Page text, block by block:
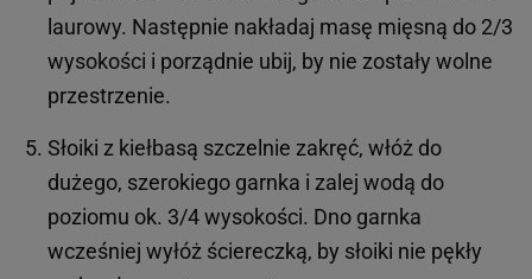
laurowy. Następnie nakładaj masę mięsną do 2/3
wysokości i porządnie ubij, by nie zostały wolne
przestrzenie.
Słoiki z kiełbasą szczelnie zakręć, włóż do
dużego, szerokiego garnka i zalej wodą do
poziomu ok. 3/4 wysokości. Dno garnka
wcześniej wyłóż ściereczką, by słoiki nie pękły